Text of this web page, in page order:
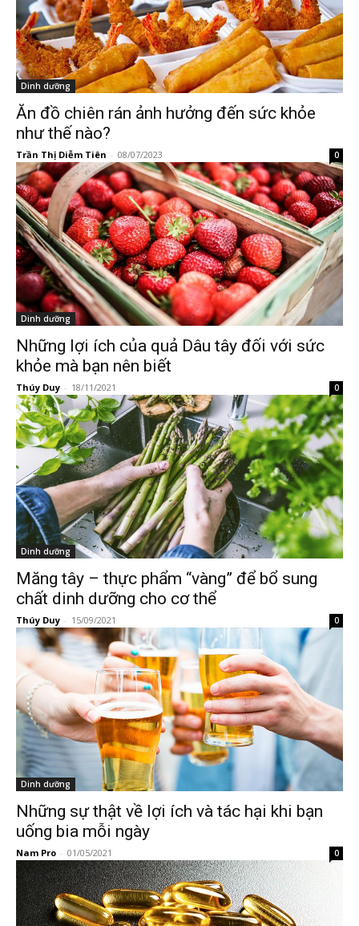
Dinh dưỡng
Ăn đồ chiên rán ảnh hưởng đến sức khỏe
như thế nào?
Trần Thị Diễm Tiên - 08/07/2023 0
Dinh dưỡng
Những lợi ích của quả Dâu tây đối với sức
khỏe mà bạn nên biết
Thúy Duy - 18/11/2021 0
Dinh dưỡng
Măng tây – thực phẩm “vàng” để bổ sung
chất dinh dưỡng cho cơ thể
Thúy Duy - 15/09/2021 0
Dinh dưỡng
Những sự thật về lợi ích và tác hại khi bạn
uống bia mỗi ngày
Nam Pro - 01/05/2021 0